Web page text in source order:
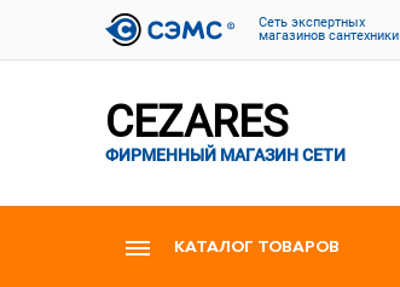
Cеть экспертных
магазинов сантехники
CEZARES
ФИРМЕННЫЙ МАГАЗИН СЕТИ
КАТАЛОГ ТОВАРОВ